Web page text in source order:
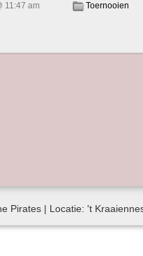
11:47 am Toernooien
Pirates | Locatie: 't